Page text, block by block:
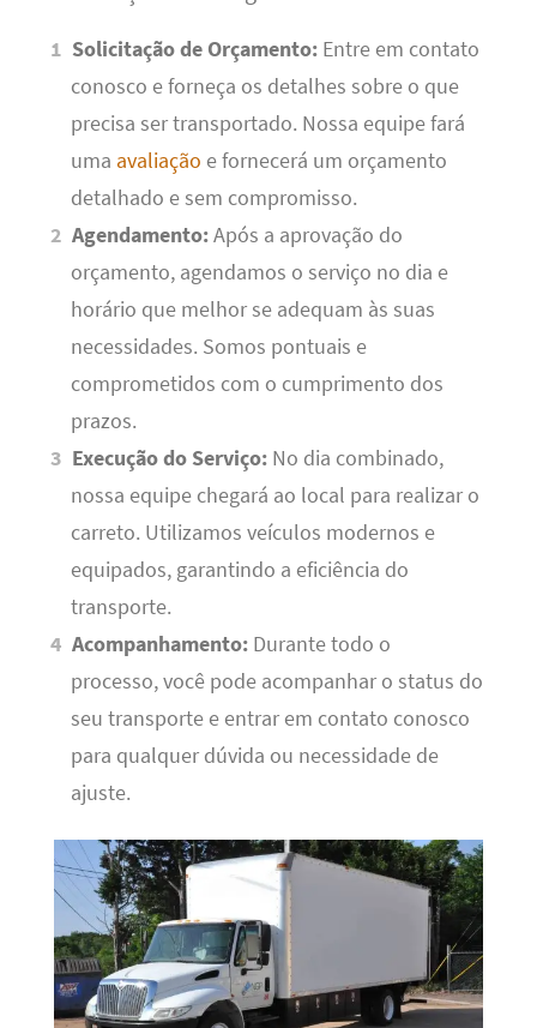
Solicitação de Orçamento: Entre em contato
conosco e forneça os detalhes sobre o que
precisa ser transportado. Nossa equipe fará
uma avaliação e fornecerá um orçamento
detalhado e sem compromisso.
Agendamento:Após a aprovação do
orçamento, agendamos o serviço no dia e
horário que melhor se adequam às suas
necessidades. Somos pontuais e
comprometidos com o cumprimento dos
prazos.
Execução do Serviço: No dia combinado,
nossa equipe chegará ao local para realizar o
carreto. Utilizamos veículos modernos e
equipados, garantindo a eficiência do
transporte.
Acompanhamento: Durante todo o
processo, você pode acompanhar o status do
seu transporte e entrar em contato conosco
para qualquer dúvida ou necessidade de
ajuste.